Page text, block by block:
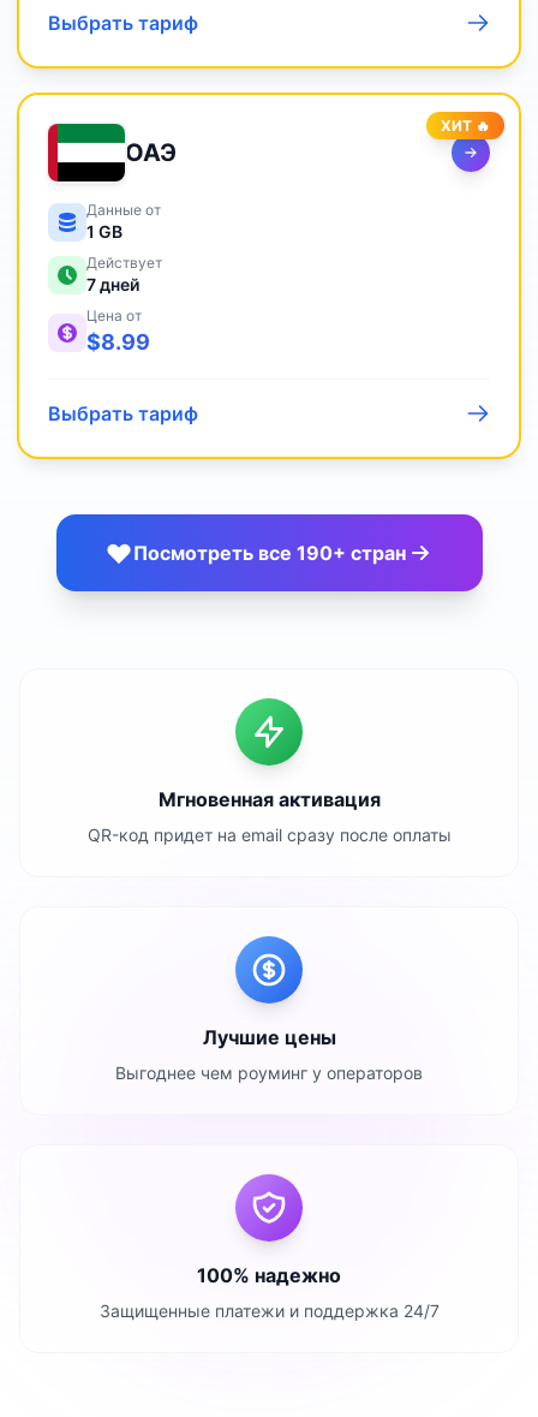
Выбрать тариф
ХИТ 🔥
ОАЭ
Данные от
1 GB
Действует
7дней
Цена от
$8.99
Выбрать тариф
Посмотреть все 190+ стран
Мгновенная активация
QR-код придет на email сразу после оплаты
Лучшие цены
Выгоднее чем роуминг у операторов
100% надежно
Защищенные платежи и поддержка 24/7